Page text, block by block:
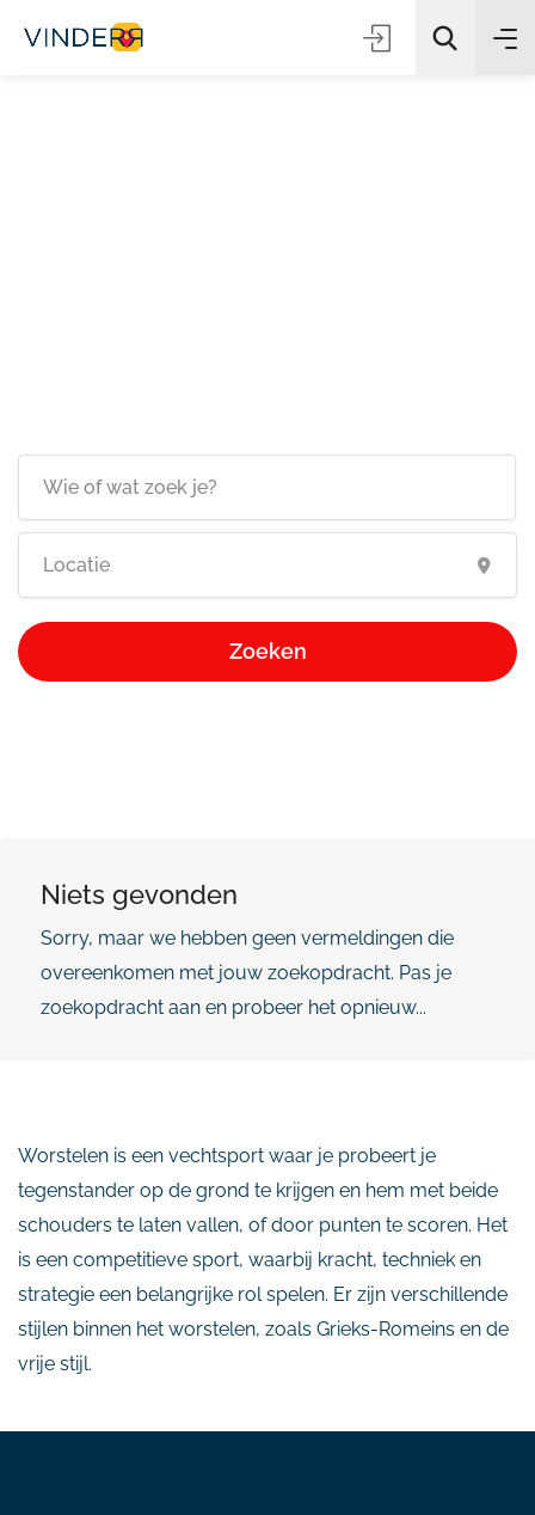
Zoeken
Niets gevonden
Sorry, maar we hebben geen vermeldingen die
overeenkomen met jouw zoekopdracht. Pas je
zoekopdracht aan en probeer het opnieuw...
Worstelen is een vechtsport waar je probeert je
tegenstander op de grond te krijgen en hem met beide
schouders te laten vallen, of door punten te scoren. Het
is een competitieve sport, waarbij kracht, techniek en
strategie een belangrijke rol spelen. Er zijn verschillende
stijlen binnen het worstelen, zoals Grieks-Romeins en de
vrije stijl.